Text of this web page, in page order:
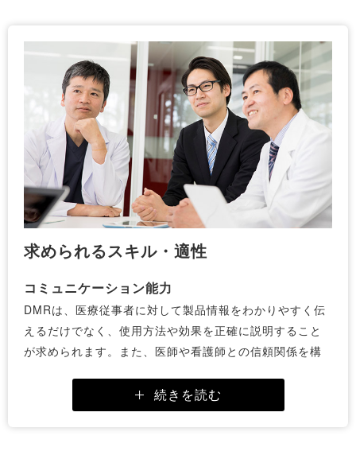
求められるスキル・適性
コミュニケーション能力
DMRは、医療従事者に対して製品情報をわかりやすく伝
えるだけでなく、使用方法や効果を正確に説明すること
が求められます。また、医師や看護師との信頼関係を構
そのため、的確な説明力と相手のニーズを理解するコミ
続きを読む